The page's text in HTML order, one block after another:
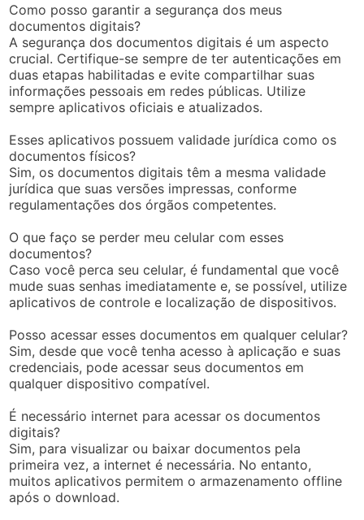
Como posso garantir a segurança dos meus
documentos digitais?
A segurança dos documentos digitais é um aspecto
crucial. Certifique-se sempre de ter autenticações em
duas etapas habilitadas e evite compartilhar suas
informações pessoais em redes públicas. Utilize
sempre aplicativos oficiais e atualizados.
Esses aplicativos possuem validade jurídica como os
documentos físicos?
Sim, os documentos digitais têm a mesma validade
jurídica que suas versões impressas, conforme
regulamentações dos órgãos competentes.
O que faço se perder meu celular com esses
documentos?
Caso você perca seu celular, é fundamental que você
mude suas senhas imediatamente e, se possível, utilize
aplicativos de controle e localização de dispositivos.
Posso acessar esses documentos em qualquer celular?
Sim, desde que você tenha acesso à aplicação e suas
credenciais, pode acessar seus documentos em
qualquer dispositivo compatível.
É necessário internet para acessar os documentos
digitais?
Sim, para visualizar ou baixar documentos pela
primeira vez, a internet é necessária. No entanto,
muitos aplicativos permitem o armazenamento offline
após o download.